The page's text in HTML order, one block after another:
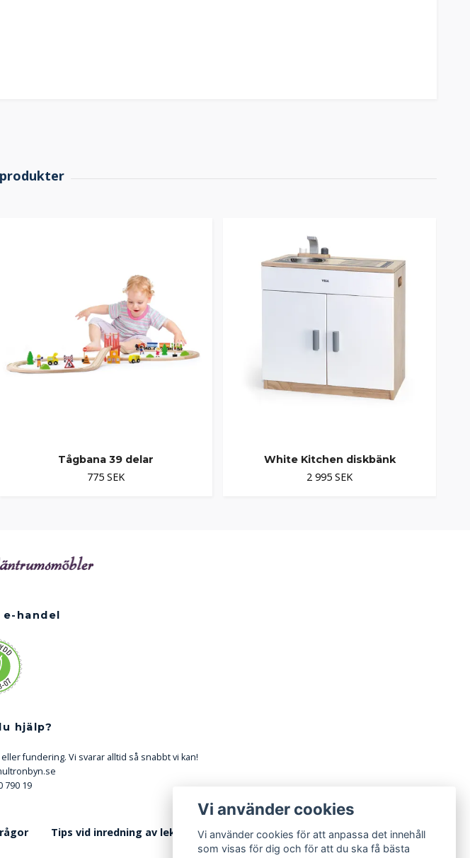
Tågbana 39 delar
775 SEK
White Kitchen diskbänk
2 995 SEK
handel
hjälp?
fundering. Vi svarar alltid så snabbt vi kan!
790 19
Tips vid inredning av lekhörna
Vi använder cookies
Vi använder cookies för att anpassa det innehåll
som visas för dig och för att du ska få bästa